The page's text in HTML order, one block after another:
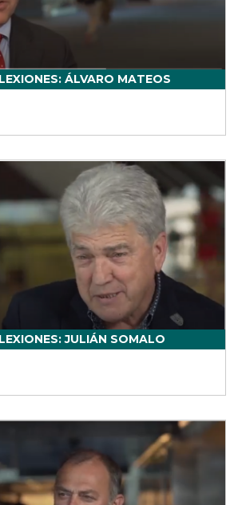
ÁLVARO MATEOS
JULIÁN SOMALO